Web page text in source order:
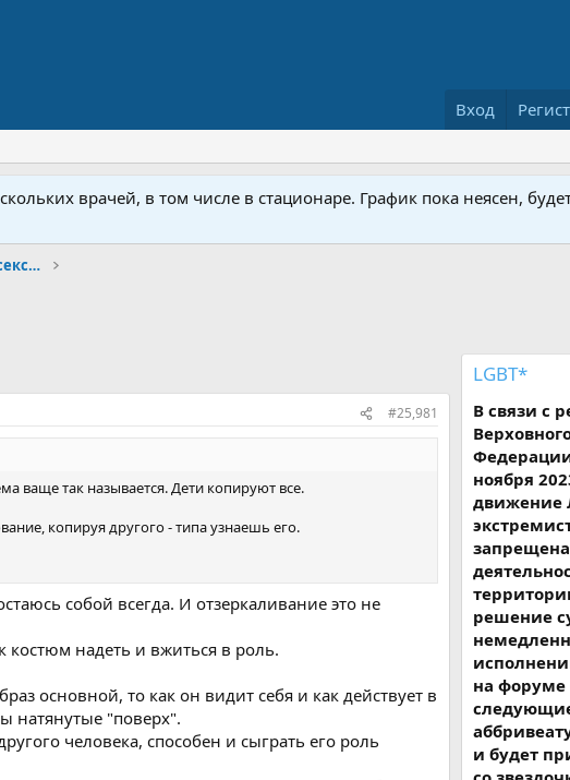
Вход
врачей, в том числе в стационаре. График пока неясен,
Психология и отношения, включая сексуальность.
#25,981
ваще так называется. Дети копируют все.
копируя другого - типа узнаешь его.
собой всегда. И отзеркаливание это не
костюм надеть и вжиться в роль.
основной, то как он видит себя и как действует в
натянутые "поверх".
человека, способен и сыграть его роль
LGBT*
В связи с
ноября
движение
запрещена
решение
на форуме
и будет